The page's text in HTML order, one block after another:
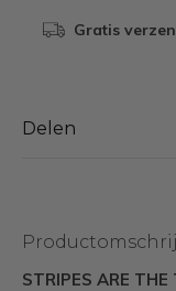
Gratis
Delen
STRIPES ARE THE